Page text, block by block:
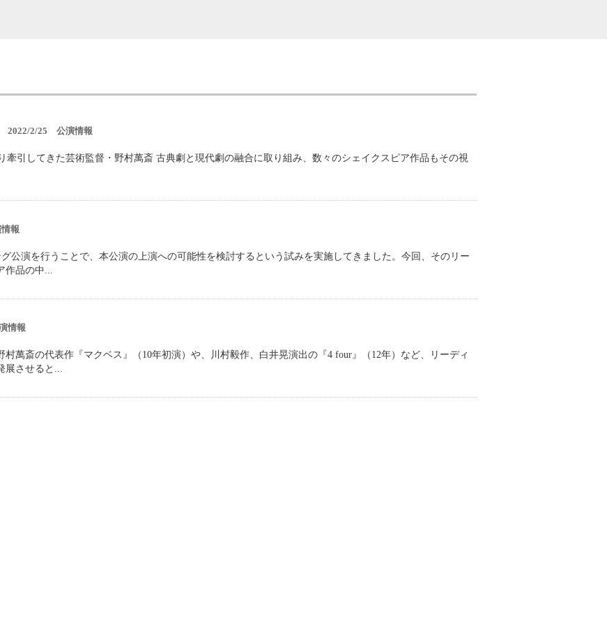
2022/2/25 公演情報
引してきた芸術監督・野村萬斎 古典劇と現代劇の融合に取り組み、数々のシェイクスピア作品もその視
報
公演を行うことで、本公演の上演への可能性を検討するという試みを実施してきました。今回、そのリー
作品の中...
情報
萬斎の代表作『マクベス』（10年初演）や、川村毅作、白井晃演出の『4 four』（12年）など、リーディ
展させると...